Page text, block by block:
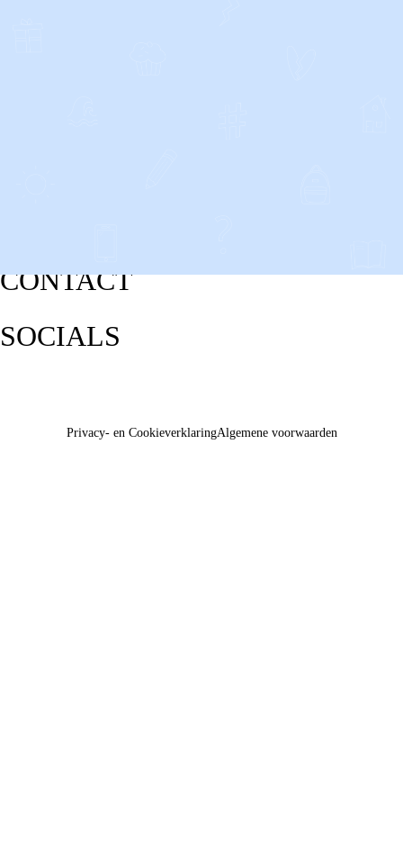
CONTACT
SOCIALS
Privacy- en CookieverklaringAlgemene voorwaarden